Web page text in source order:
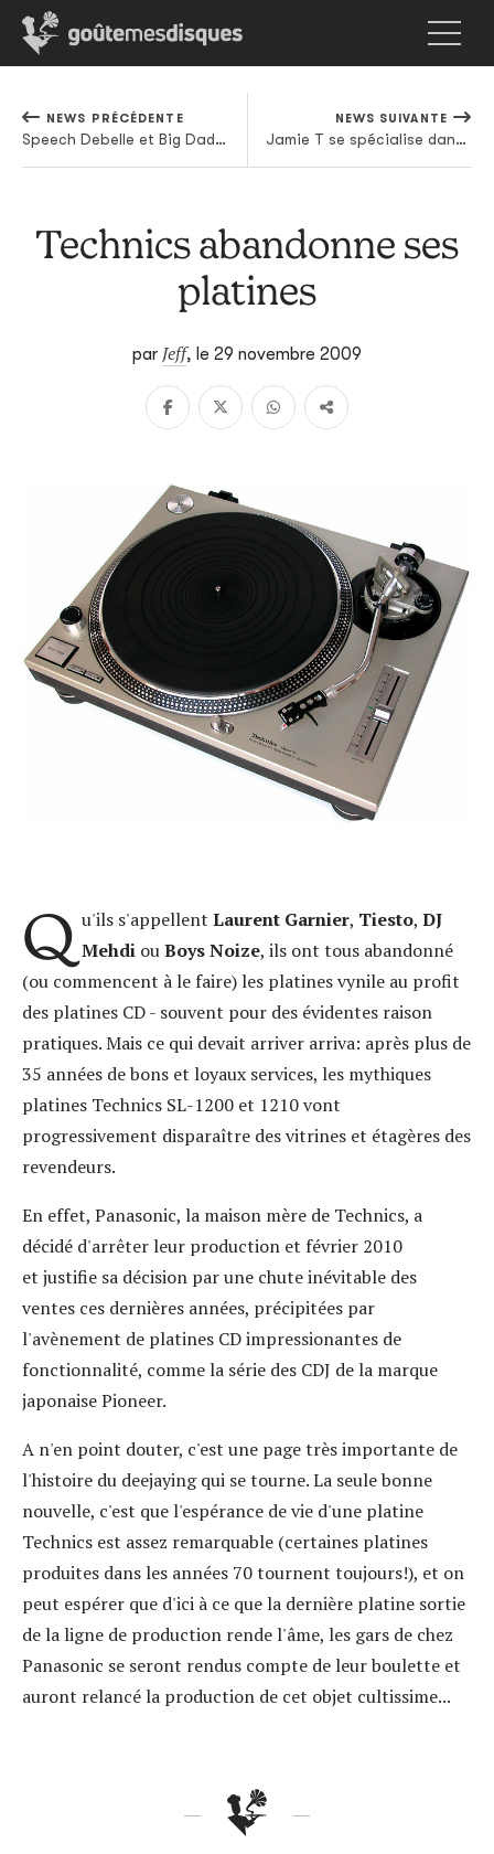
NEWS PRÉCÉDENTE
Speech Debelle et Big Dada: le divorce
NEWS SUIVANTE
Jamie T se spécialise dans la reprise
Technics abandonne ses
platines
par Jeff, le 29 novembre 2009
Q u'ils s'appellent Laurent Garnier, Tiesto, DJ
MehdiouBoys Noize, ils ont tous abandonné
(ou commencent à le faire) les platines vynile au profit
des platines CD - souvent pour des évidentes raison
pratiques. Mais ce qui devait arriver arriva: après plus de
35 années de bons et loyaux services, les mythiques
platines Technics SL-1200 et 1210 vont
progressivement disparaître des vitrines et étagères des
revendeurs.
En effet, Panasonic, la maison mère de Technics, a
décidé d'arrêter leur production et février 2010
et justifie sa décision par une chute inévitable des
ventes ces dernières années, précipitées par
l'avènement de platines CD impressionantes de
fonctionnalité, comme la série des CDJ de la marque
japonaise Pioneer.
A n'en point douter, c'est une page très importante de
l'histoire du deejaying qui se tourne. La seule bonne
nouvelle, c'est que l'espérance de vie d'une platine
Technics est assez remarquable (certaines platines
produites dans les années 70 tournent toujours!), et on
peut espérer que d'ici à ce que la dernière platine sortie
de la ligne de production rende l'âme, les gars de chez
Panasonic se seront rendus compte de leur boulette et
auront relancé la production de cet objet cultissime...